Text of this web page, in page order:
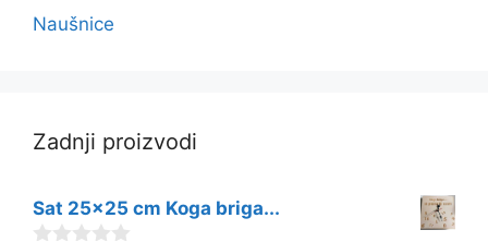
Naušnice
Zadnji proizvodi
Sat 25x25 cm Koga briga...